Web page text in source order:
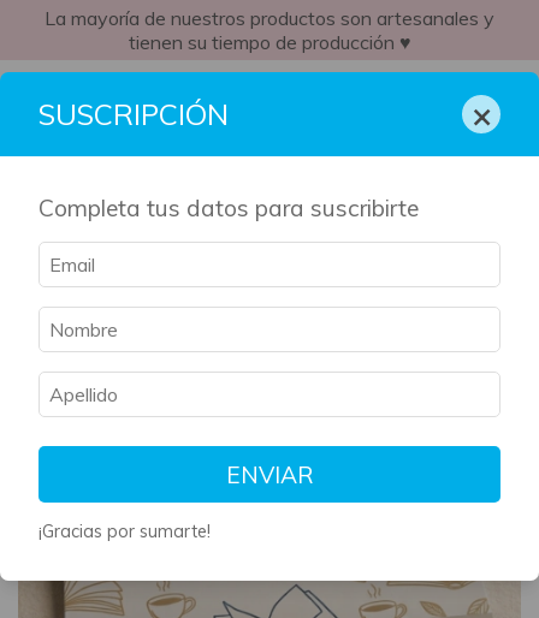
La mayoría de nuestros productos son artesanales y
tienen su tiempo de producción ♥
SUSCRIPCIÓN ×
Completa tus datos para suscribirte
ENVIAR
¡Gracias por sumarte!